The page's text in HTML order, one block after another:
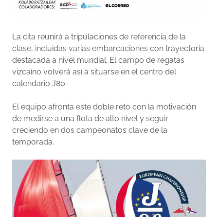
La cita reunirá a tripulaciones de referencia de la
clase, incluidas varias embarcaciones con trayectoria
destacada a nivel mundial. El campo de regatas
vizcaíno volverá así a situarse en el centro del
calendario J80.
El equipo afronta este doble reto con la motivación
de medirse a una flota de alto nivel y seguir
creciendo en dos campeonatos clave de la
temporada.